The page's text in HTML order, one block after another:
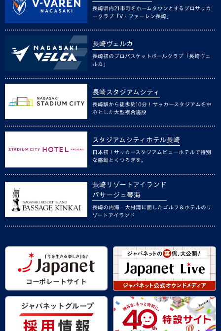
長崎県内21市町をホームタウンとするプロサッカ
ークラブ「V・ファーレン長崎」
長崎ヴェルカ
長崎初のプロバスケットボールクラブ「長崎ヴェ
ルカ」
長崎スタジアムシティ
長崎駅から徒歩約10分！サッカースタジアムを中
心とした大型複合施設
スタジアムシティホテル長崎
日本初！サッカースタジアムビューホテルで特別
な感動とくつろぎを。
長崎リゾートアイランド
パサージュ琴海
長崎の内海・大村湾に面したゴルフ＆ホテルのリ
ゾートアイランド